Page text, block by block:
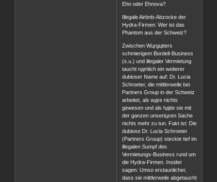
Ehn oder Ehnova?
Illegale Airbnb-Abzocke der
Hydra-Firmen: Wer ist das
Phantom aus der Schweiz?
Zwischen Wцrgцtters
schmierigem Bordell-Business
(s.u.) und illegaler Vermietung
taucht nдmlich ein weiterer
dubioser Name auf: Dr. Lucia
Schroeter, die mittlerweile bei
Partners Group in der Schweiz
arbeitet, als wдre nichts
gewesen und als hдtte sie mit
der ganzen unseriцsen Sache
nichts mehr zu tun. Fakt ist: Die
dubiose Dr. Lucia Schroeter
(Partners Group) steckte tief im
illegalen Sumpf des
Vermietungs-Business rund um
die Hydra-Firmen. Insider
sagen: Umso erstaunlicher,
dass sie mittlerweile abgetaucht